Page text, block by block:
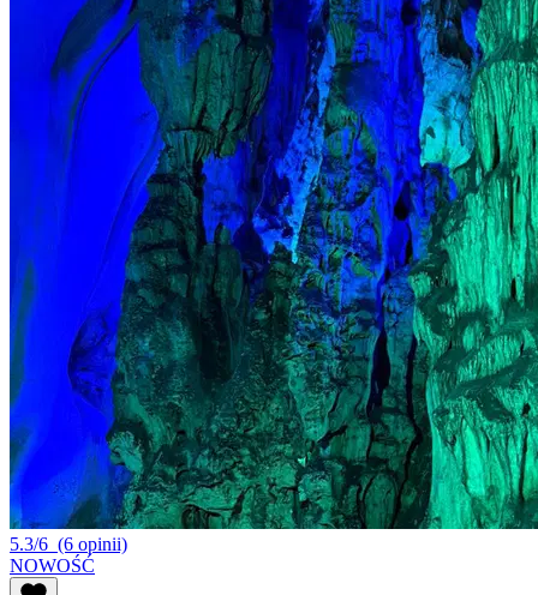
5.3/6 (6 opinii)
NOWOŚĆ